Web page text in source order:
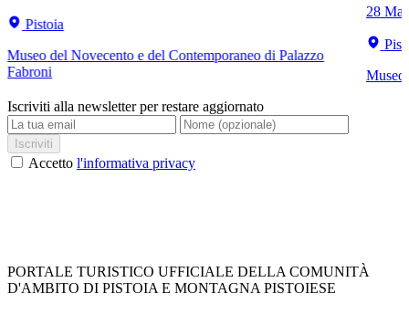
Pistoia
Museo del Novecento e del Contemporaneo di Palazzo
Fabroni
28
Museo
Iscriviti alla newsletter per restare aggiornato
Iscriviti
Accetto l'informativa privacy
PORTALE TURISTICO UFFICIALE DELLA COMUNITÀ
D'AMBITO DI PISTOIA E MONTAGNA PISTOIESE